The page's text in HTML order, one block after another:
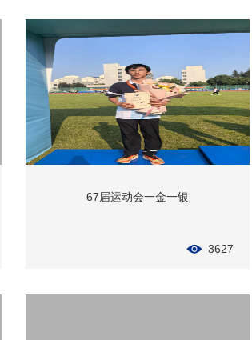
67届运动会一金一银
3627